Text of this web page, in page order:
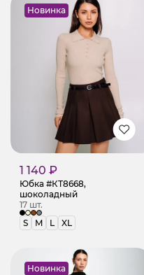
Новинка
1 140 ₽
Юбка #КТ8668,
шоколадный
17 шт.
S
M L XL
Новинка